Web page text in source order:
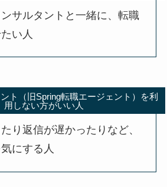
サルタントと一緒に、転職
い人
ト（旧Spring転職エージェント）を利
用しない方がいい人
り返信が遅かったりなど、
にする人